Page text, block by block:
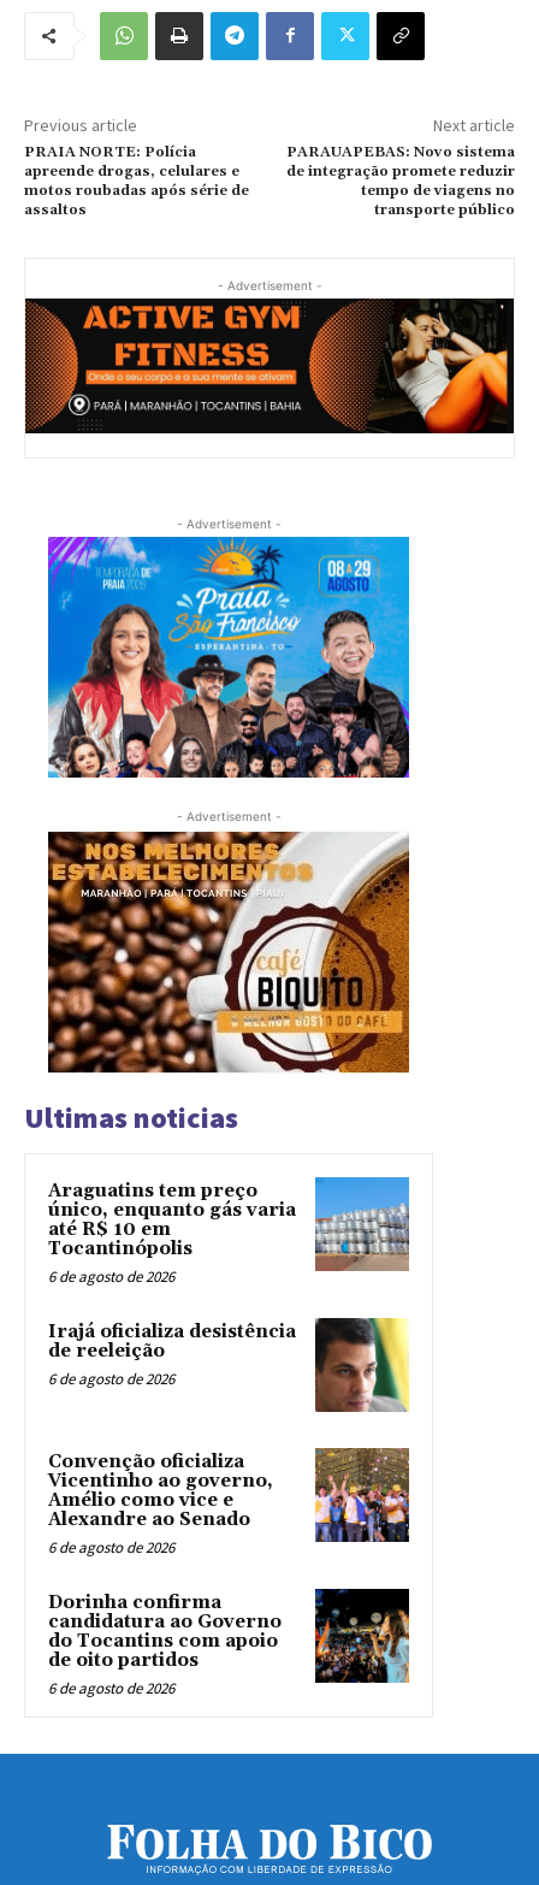
Previous article
PRAIA NORTE: Polícia
apreende drogas, celulares e
motos roubadas após série de
assaltos
Next article
PARAUAPEBAS: Novo sistema
de integração promete reduzir
tempo de viagens no
transporte público
- Advertisement -
- Advertisement -
- Advertisement -
Ultimas noticias
Araguatins tem preço
único, enquanto gás varia
até R$ 10 em
Tocantinópolis
6 de agosto de 2026
Irajá oficializa desistência
de reeleição
6 de agosto de 2026
Convenção oficializa
Vicentinho ao governo,
Amélio como vice e
Alexandre ao Senado
6 de agosto de 2026
Dorinha confirma
candidatura ao Governo
do Tocantins com apoio
de oito partidos
6 de agosto de 2026